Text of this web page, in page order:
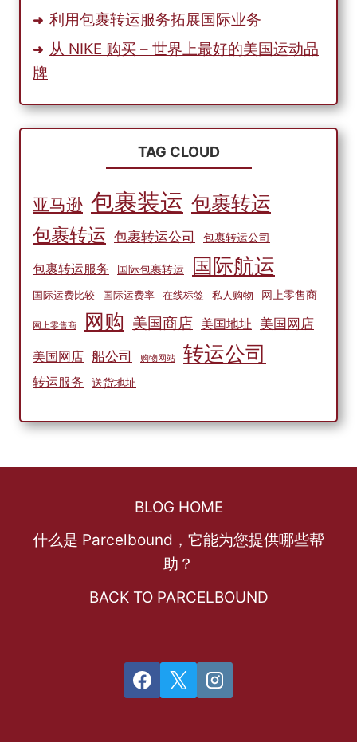
利用包裹转运服务拓展国际业务
从 NIKE 购买 – 世界上最好的美国运动品
牌
TAG CLOUD
亚马逊 包裹装运 包裹转运
包裹转运 包裹转运公司 包裹转运公司
包裹转运服务 国际包裹转运 国际航运
国际运费比较 国际运费率 在线标签 私人购物 网上零售商
网上零售商 网购 美国商店 美国地址 美国网店
美国网店 船公司 购物网站 转运公司
转运服务 送货地址
BLOG HOME
什么是 Parcelbound，它能为您提供哪些帮
助？
BACK TO PARCELBOUND